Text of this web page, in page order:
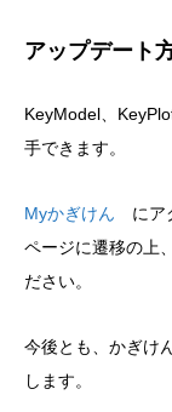
アップデート
KeyModel、
手できます。
Myかぎけん にア
ページに遷移の上
ださい。
今後とも、かぎけ
します。